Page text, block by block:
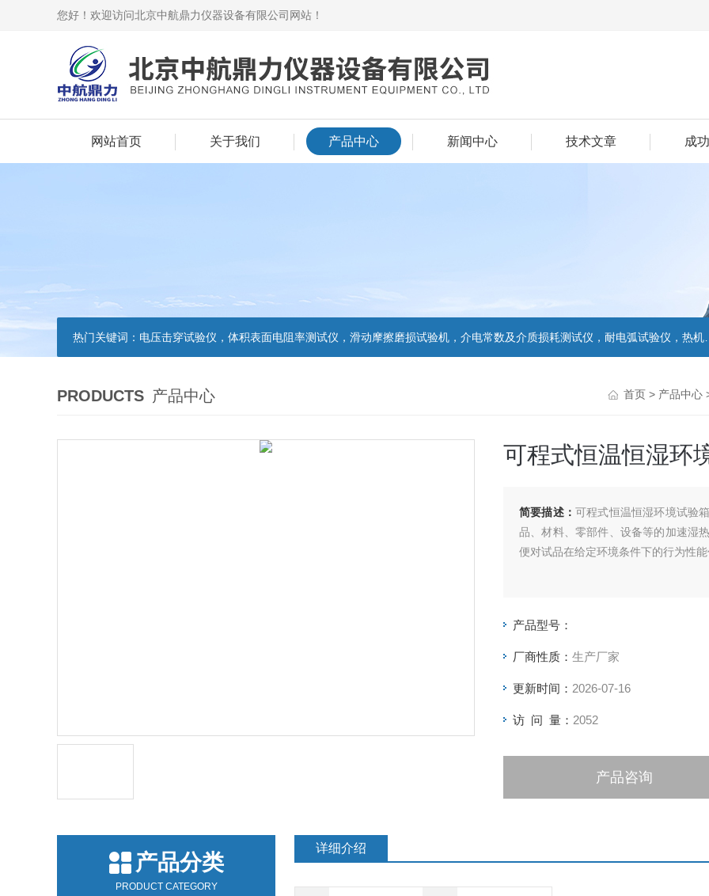
您好！欢迎访问北京中航鼎力仪器设备有限公司网站！
网站首页 关于我们 产品中心 新闻中心 技术文章 成
热门关键词： 电压击穿试验仪，体积表面电阻率测试仪，滑动摩擦磨损试验机，介电常数及介质损耗测试仪，耐电弧试验仪，热机械分析仪、密度计
PRODUCTS 产品中心 首页 > 产品中心
可程式恒温恒湿环
简要描述： 可程式恒温恒湿环境试验
品、材料、零部件、设备等的加速湿
便对试品在给定环境条件下的行为性
产品型号：
厂商性质： 生产厂家
更新时间： 2026-07-16
访 问 量： 2052
产品咨询
产品分类
PRODUCT CATEGORY
详细介绍